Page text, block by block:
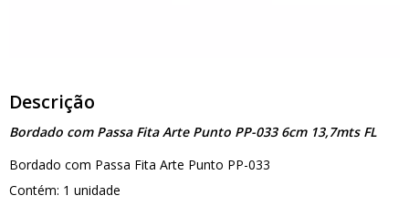
Descrição
Bordado com Passa Fita Arte Punto PP-033 6cm 13,7mts FL
Bordado com Passa Fita Arte Punto PP-033
Contém: 1 unidade